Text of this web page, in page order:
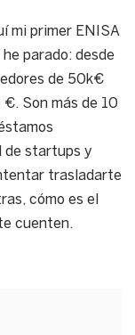
mi primer ENISA
parado: desde
de 50k€
Son más de 10
de startups y
trasladarte
cómo es el
cuenten.